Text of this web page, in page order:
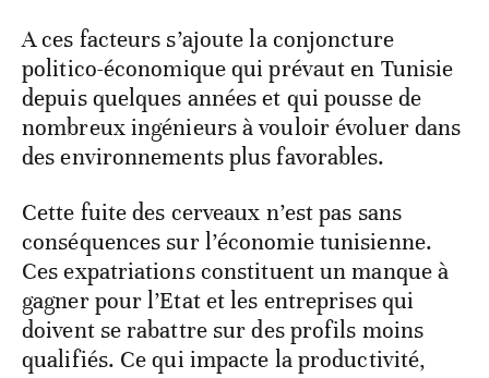
A ces facteurs s’ajoute la conjoncture
politico-économique qui prévaut en Tunisie
depuis quelques années et qui pousse de
nombreux ingénieurs à vouloir évoluer dans
des environnements plus favorables.
Cette fuite des cerveaux n’est pas sans
conséquences sur l’économie tunisienne.
Ces expatriations constituent un manque à
gagner pour l’Etat et les entreprises qui
doivent se rabattre sur des profils moins
qualifiés. Ce qui impacte la productivité,